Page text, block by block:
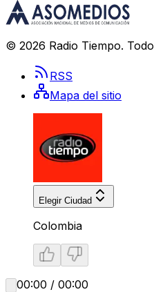
© 2026 Radio Tiempo.
RSS
Mapa del sitio
Elegir Ciudad
Colombia
00:00 / 00:00